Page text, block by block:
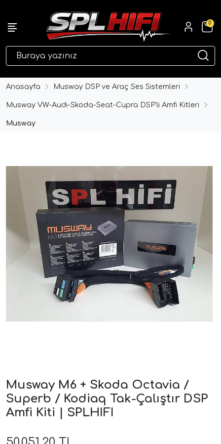
0
Anasayfa Musway DSP ve Araç Ses Sistemleri
Musway VW-Audi-Skoda-Seat-Cupra DSP'li Amfi Kitleri
Musway
Musway M6 + Skoda Octavia /
Superb / Kodiaq Tak-Çalıştır DSP
Amfi Kiti | SPLHIFI